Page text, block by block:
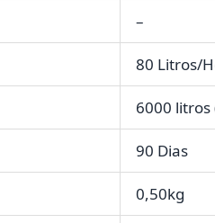
–
80 Litros/
6000 litros
90 Dias
0,50kg